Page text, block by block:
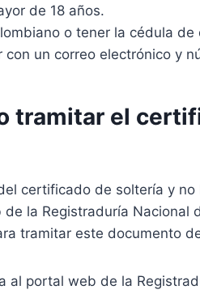
de 18 años.
o tener la cédula
con un correo electrónico y
tramitar el
certificado de soltería y
la Registraduría Nacional
tramitar este documento
al portal web de la